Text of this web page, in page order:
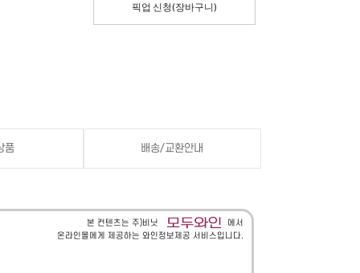
픽업 신청(장바구니)
품 배송/교환안내
본 컨텐츠는 주)비닛
에서
온라인몰에게 제공하는 와인정보제공 서비스입니다.